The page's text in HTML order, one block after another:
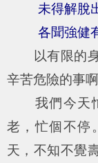
未得解脫
各聞強健
以有限的身
辛苦危險的事啊
我們今天忙
老，忙個不停
天，不知不覺